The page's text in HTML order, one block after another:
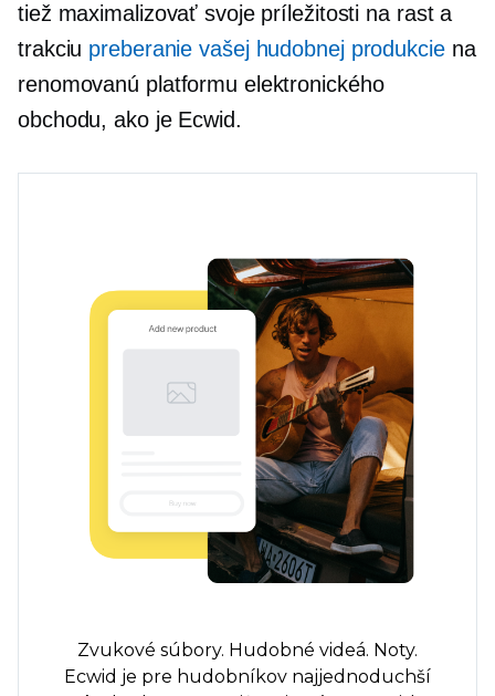
tiež maximalizovať svoje príležitosti na rast a
trakciu preberanie vašej hudobnej produkciena
renomovanú platformu elektronického
obchodu, ako je Ecwid.
Zvukové súbory. Hudobné videá. Noty.
Ecwid je pre hudobníkov najjednoduchší